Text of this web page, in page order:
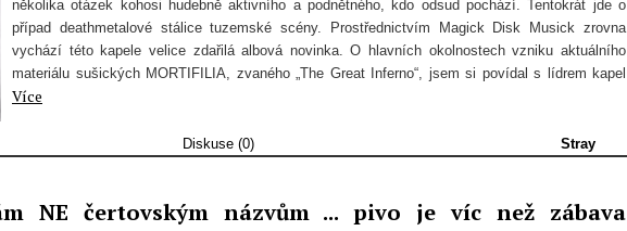
několika otázek kohosi hudebně aktivního a podnětného, kdo odsud pochází. Tentokrát jde o
případ deathmetalové stálice tuzemské scény. Prostřednictvím Magick Disk Musick zrovna
vychází této kapele velice zdařilá albová novinka. O hlavních okolnostech vzniku aktuálního
materiálu sušických MORTIFILIA, zvaného „The Great Inferno“, jsem si povídal s lídrem kapel
Více
Diskuse (0) Stray
NE čertovským názvům ... pivo je víc než zábava